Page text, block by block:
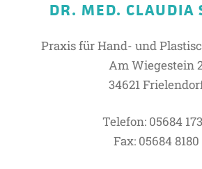
DR. MED. CLAUDIA
Praxis für Hand- und
Am Wiegestein
34621
Telefon: 05684
Fax: 05684 8180